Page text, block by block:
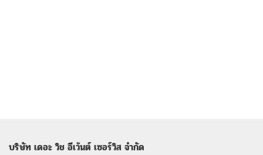
บริษัท เดอะ วิช อีเว้นต์ เซอร์วิส จำกัด